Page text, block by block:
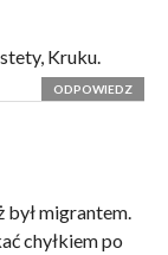
Kruku.
ODPOWIEDZ
migrantem.
chyłkiem po